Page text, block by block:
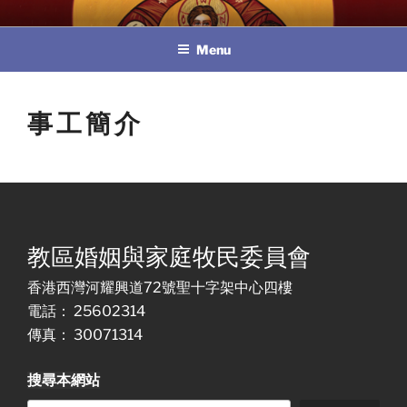
to
教區婚姻與家庭牧民委員會
Menu
事工簡介
教區婚姻與家庭牧民委員會
香港西灣河耀興道72號聖十字架中心四樓
電話： 25602314
傳真： 30071314
搜尋本網站